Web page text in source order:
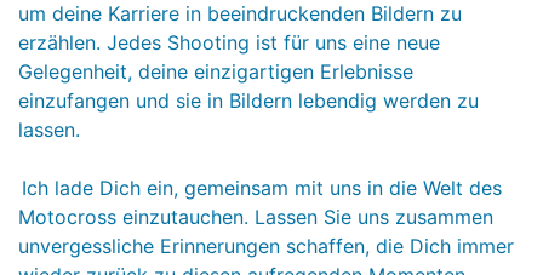
um deine Karriere in beeindruckenden Bildern zu
erzählen. Jedes Shooting ist für uns eine neue
Gelegenheit, deine einzigartigen Erlebnisse
einzufangen und sie in Bildern lebendig werden zu
lassen.
Ich lade Dich ein, gemeinsam mit uns in die Welt des
Motocross einzutauchen. Lassen Sie uns zusammen
unvergessliche Erinnerungen schaffen, die Dich immer